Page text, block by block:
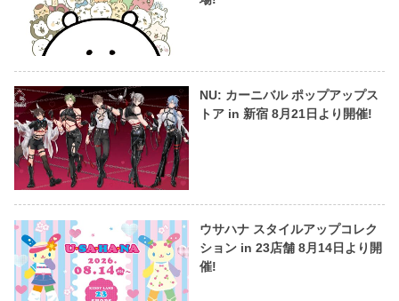
NU: カーニバル ポップアップス
トア in 新宿 8月21日より開催!
ウサハナ スタイルアップコレク
ション in 23店舗 8月14日より開
催!